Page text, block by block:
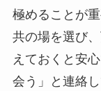
極めることが
共の場を選び
えておくと安
会う」と連絡